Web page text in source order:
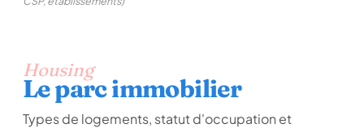
Housing
Le parc immobilier
Types de logements, statut d'occupation et